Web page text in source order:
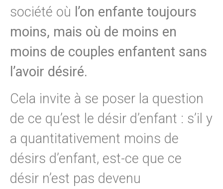
société où l’on enfante toujours
moins, mais où de moins en
moins de couples enfantent sans
l’avoir désiré.
Cela invite à se poser la question
de ce qu’est le désir d’enfant : s’il y
a quantitativement moins de
désirs d’enfant, est-ce que ce
désir n’est pas devenu